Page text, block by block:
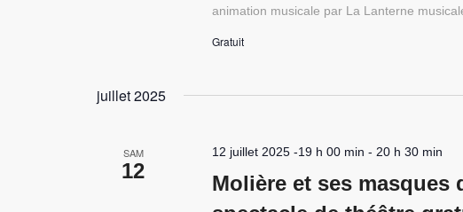
animation musicale par La Lanterne
Gratuit
juillet 2025
SAM
12
12 juillet 2025 -19 h 00 min - 20 h 30 min
Molière et ses masques